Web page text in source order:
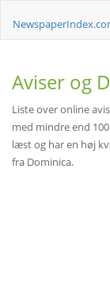
Aviser og
Liste over online
med mindre end
læst og har en høj
fra Dominica.